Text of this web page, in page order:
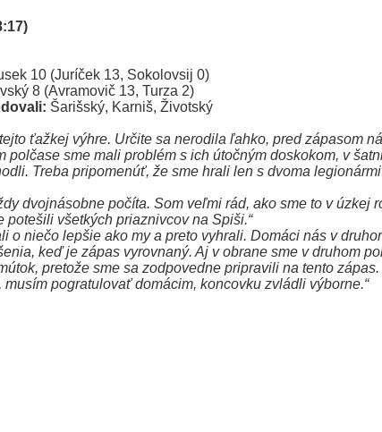
10 (Juríček 13, Sokolovsij 0)
8 (Avramovič 13, Turza 2)
Šarišský, Karniš, Životský
ťažkej výhre. Určite sa nerodila ľahko, pred zápasom
sme mali problém s ich útočným doskokom, v
Treba pripomenúť, že sme hrali len s dvoma
dvojnásobne počíta. Som veľmi rád, ako sme to v
všetkých priaznivcov na Spiši.“
o niečo lepšie ako my a preto vyhrali. Domáci nás v
keď je zápas vyrovnaný. Aj v obrane sme v druhom
pretože sme sa zodpovedne pripravili na tento
pogratulovať domácim, koncovku zvládli výborne.“